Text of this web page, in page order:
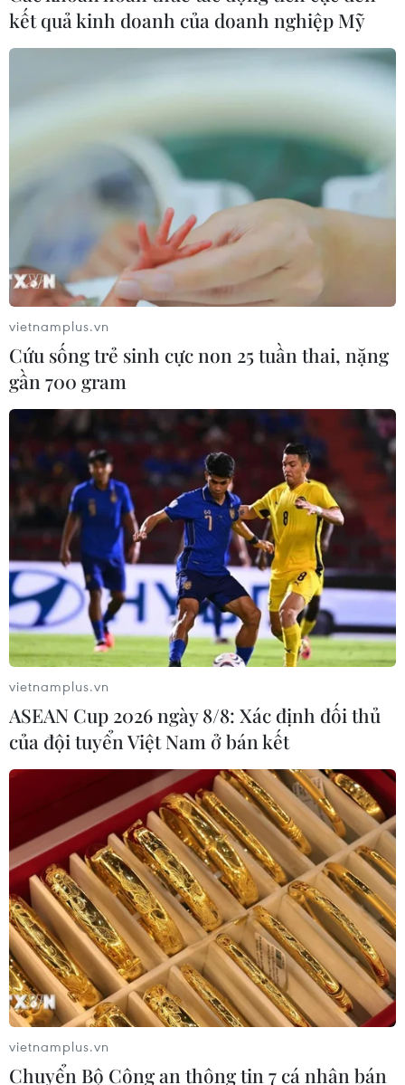
TIN CÙNG CHUYÊN MỤC
Nghị quyết số 57: Hành động đột
phá, lan tỏa kết quả
09/08/2026 05:44
Galaxy Z Fold 8 vượt bản
kết quả kinh doanh của doanh nghiệp Mỹ
vietnamplus.vn
Cứu sống trẻ sinh cực non 25 tuần thai, nặng
gần 700 gram
vietnamplus.vn
ASEAN Cup 2026 ngày 8/8: Xác định đối thủ
của đội tuyển Việt Nam ở bán kết
vietnamplus.vn
Chuyển Bộ Công an thông tin 7 cá nhân bán